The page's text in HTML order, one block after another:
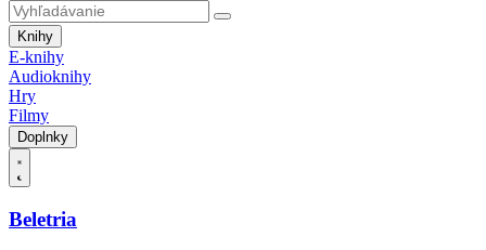
Knihy
E-knihy
Audioknihy
Hry
Filmy
Doplnky
Beletria